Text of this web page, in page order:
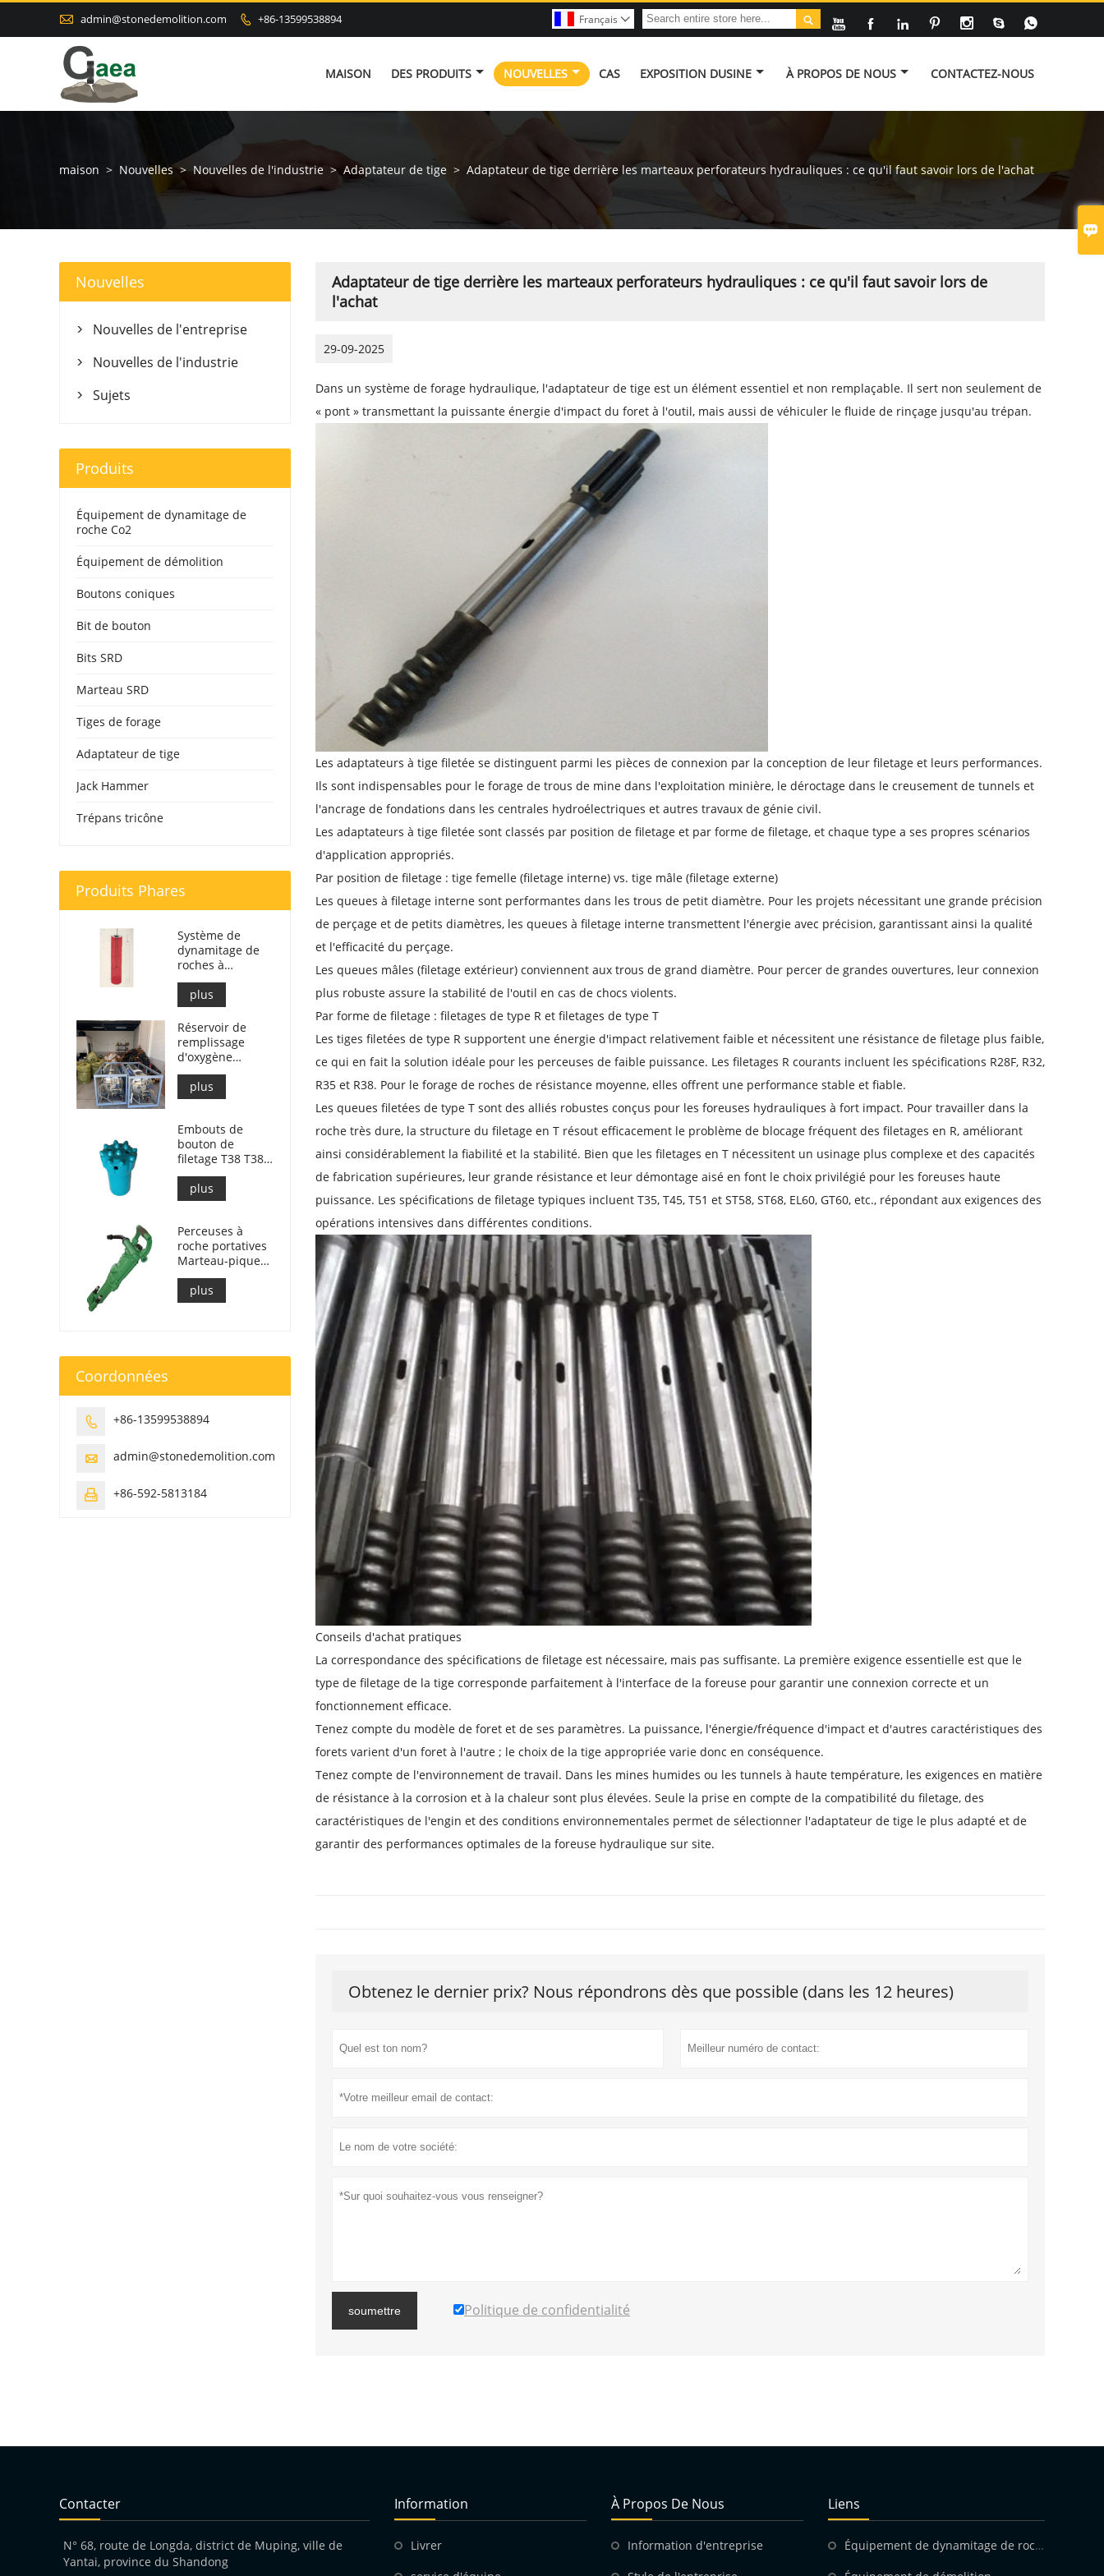

 admin@stonedemolition.com  +86-13599538894       

Français 
MAISON DES PRODUITS NOUVELLES CAS EXPOSITION DUSINE À PROPOS DE NOUS CONTACTEZ-NOUS
maison > Nouvelles > Nouvelles de l'industrie > Adaptateur de tige > Adaptateur de tige derrière les marteaux perforateurs hydrauliques : ce qu'il faut savoir lors de l'achat
Adaptateur de tige derrière les marteaux perforateurs hydrauliques : ce qu'il faut savoir lors de
l'achat
29-09-2025
Dans un système de forage hydraulique, l'adaptateur de tige est un élément essentiel et non remplaçable. Il sert non seulement de
« pont » transmettant la puissante énergie d'impact du foret à l'outil, mais aussi de véhiculer le fluide de rinçage jusqu'au trépan.
Les adaptateurs à tige filetée se distinguent parmi les pièces de connexion par la conception de leur filetage et leurs performances.
Ils sont indispensables pour le forage de trous de mine dans l'exploitation minière, le déroctage dans le creusement de tunnels et
l'ancrage de fondations dans les centrales hydroélectriques et autres travaux de génie civil.
Les adaptateurs à tige filetée sont classés par position de filetage et par forme de filetage, et chaque type a ses propres scénarios
d'application appropriés.
Par position de filetage : tige femelle (filetage interne) vs. tige mâle (filetage externe)
Les queues à filetage interne sont performantes dans les trous de petit diamètre. Pour les projets nécessitant une grande précision
de perçage et de petits diamètres, les queues à filetage interne transmettent l'énergie avec précision, garantissant ainsi la qualité
et l'efficacité du perçage.
Les queues mâles (filetage extérieur) conviennent aux trous de grand diamètre. Pour percer de grandes ouvertures, leur connexion
plus robuste assure la stabilité de l'outil en cas de chocs violents.
Par forme de filetage : filetages de type R et filetages de type T
Les tiges filetées de type R supportent une énergie d'impact relativement faible et nécessitent une résistance de filetage plus faible,
ce qui en fait la solution idéale pour les perceuses de faible puissance. Les filetages R courants incluent les spécifications R28F, R32,
R35 et R38. Pour le forage de roches de résistance moyenne, elles offrent une performance stable et fiable.
Les queues filetées de type T sont des alliés robustes conçus pour les foreuses hydrauliques à fort impact. Pour travailler dans la
roche très dure, la structure du filetage en T résout efficacement le problème de blocage fréquent des filetages en R, améliorant
ainsi considérablement la fiabilité et la stabilité. Bien que les filetages en T nécessitent un usinage plus complexe et des capacités
de fabrication supérieures, leur grande résistance et leur démontage aisé en font le choix privilégié pour les foreuses haute
puissance. Les spécifications de filetage typiques incluent T35, T45, T51 et ST58, ST68, EL60, GT60, etc., répondant aux exigences des
opérations intensives dans différentes conditions.
Conseils d'achat pratiques
La correspondance des spécifications de filetage est nécessaire, mais pas suffisante. La première exigence essentielle est que le
type de filetage de la tige corresponde parfaitement à l'interface de la foreuse pour garantir une connexion correcte et un
fonctionnement efficace.
Tenez compte du modèle de foret et de ses paramètres. La puissance, l'énergie/fréquence d'impact et d'autres caractéristiques des
forets varient d'un foret à l'autre ; le choix de la tige appropriée varie donc en conséquence.
Tenez compte de l'environnement de travail. Dans les mines humides ou les tunnels à haute température, les exigences en matière
de résistance à la corrosion et à la chaleur sont plus élevées. Seule la prise en compte de la compatibilité du filetage, des
caractéristiques de l'engin et des conditions environnementales permet de sélectionner l'adaptateur de tige le plus adapté et de
garantir des performances optimales de la foreuse hydraulique sur site.
Obtenez le dernier prix? Nous répondrons dès que possible (dans les 12 heures)
soumettre Politique de confidentialité
Nouvelles
 Nouvelles de l'entreprise
 Nouvelles de l'industrie
 Sujets
Produits
Équipement de dynamitage de
roche Co2
Équipement de démolition
Boutons coniques
Bit de bouton
Bits SRD
Marteau SRD
Tiges de forage
Adaptateur de tige
Jack Hammer
Trépans tricône
Produits Phares
Système de
dynamitage de
roches à
l'oxygène liquide
| Fendage de
roches à
l'oxygène liquide
pour
l'exploitation
minière
plus
Réservoir de
remplissage
d'oxygène
liquide 499 L
pour le
dynamitage de
plus
Embouts de
bouton de
filetage T38 T38-
76
plus
Perceuses à
roche portatives
Marteau-piqueur
Y24
plus
Coordonnées
 +86-13599538894
 admin@stonedemolition.com
 +86-592-5813184
Contacter
N° 68, route de Longda, district de Muping, ville de
Yantai, province du Shandong
Information
Livrer
À Propos De Nous
Information d'entreprise
Liens
Équipement de dynamitage de roche Co2